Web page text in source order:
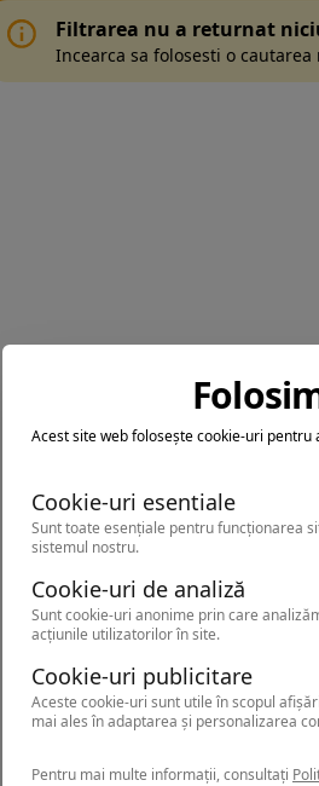
Filtrarea nu a returnat
Incearca sa folosesti o
Acest site web folosește cookie-uri
Cookie-uri esentiale
Sunt toate esențiale pentru funcționarea
sistemul nostru.
Cookie-uri de analiză
Sunt cookie-uri anonime prin care
acțiunile utilizatorilor în site.
Cookie-uri publicitare
Aceste cookie-uri sunt utile în scopul
mai ales în adaptarea și personalizarea
Pentru mai multe informații, consultați